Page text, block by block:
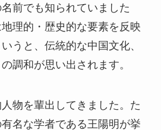
前でも知られていました
理的・歴史的な要素を反映
うと、伝統的な中国文化、
調和が思い出されます。
物を輩出してきました。た
名な学者である王陽明が挙